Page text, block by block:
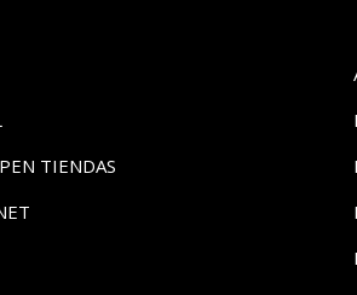
TIENDAS